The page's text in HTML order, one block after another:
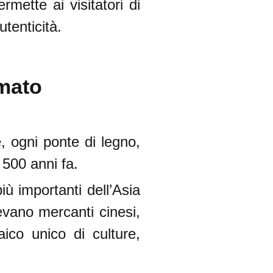
ai visitatori di
ogni ponte di legno,
anni fa.
importanti dell’Asia
mercanti cinesi,
unico di culture,